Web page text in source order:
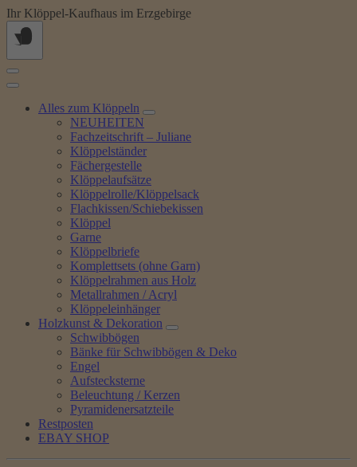
Springe
zum
Inhalt
Ihr Klöppel-Kaufhaus im Erzgebirge
Alles zum Klöppeln
NEUHEITEN
Fachzeitschrift – Juliane
Klöppelständer
Fächergestelle
Klöppelaufsätze
Klöppelrolle/Klöppelsack
Flachkissen/Schiebekissen
Klöppel
Garne
Klöppelbriefe
Komplettsets (ohne Garn)
Klöppelrahmen aus Holz
Metallrahmen / Acryl
Klöppeleinhänger
Holzkunst & Dekoration
Schwibbögen
Bänke für Schwibbögen & Deko
Engel
Aufstecksterne
Beleuchtung / Kerzen
Pyramidenersatzteile
Restposten
EBAY SHOP